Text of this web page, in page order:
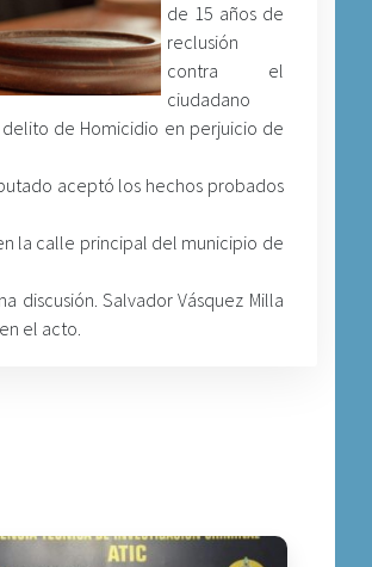
de 15 años de
reclusión
contra el
ciudadano
de Homicidio en perjuicio de
aceptó los hechos probados
la calle principal del municipio de
discusión. Salvador Vásquez Milla
el acto.